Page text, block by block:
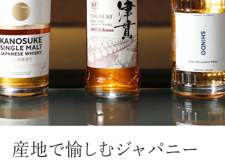
ご負担いただくことでお手元で『AdvancedTime』をお楽し
みいただけます。
登録は無料です。
一緒に『AdvancedTime』を楽しみましょう！
会員登録をする
産地で愉しむジャパニー